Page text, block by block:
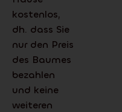
kostenlos,
dh. dass Sie
nur den Preis
des Baumes
bezahlen
und keine
weiteren